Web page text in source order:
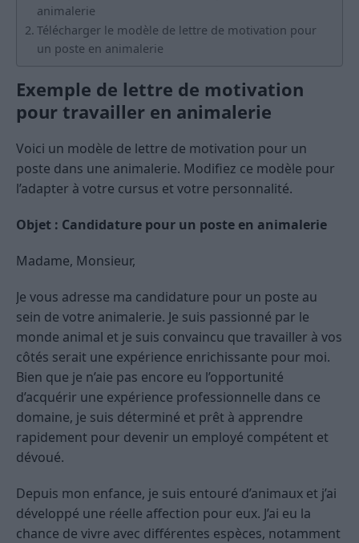
animalerie
Télécharger le modèle de lettre de motivation pour
un poste en animalerie
Exemple de lettre de motivation
pour travailler en animalerie
Voici un modèle de lettre de motivation pour un
poste dans une animalerie. Modifiez ce modèle pour
l’adapter à votre cursus et votre personnalité.
Objet : Candidature pour un poste en animalerie
Madame, Monsieur,
Je vous adresse ma candidature pour un poste au
sein de votre animalerie. Je suis passionné par le
monde animal et je suis convaincu que travailler à vos
côtés serait une expérience enrichissante pour moi.
Bien que je n’aie pas encore eu l’opportunité
d’acquérir une expérience professionnelle dans ce
domaine, je suis déterminé et prêt à apprendre
rapidement pour devenir un employé compétent et
dévoué.
Depuis mon enfance, je suis entouré d’animaux et j’ai
développé une réelle affection pour eux. J’ai eu la
chance de vivre avec différentes espèces, notamment